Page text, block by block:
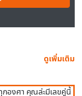
ดูเพิ่มเติม